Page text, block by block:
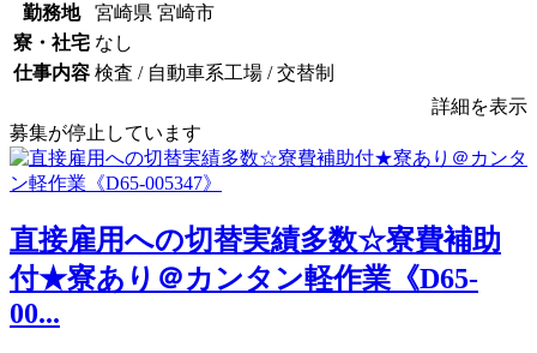
勤務地
宮崎県 宮崎市
寮・社宅 なし
仕事内容 検査 / 自動車系工場 / 交替制
詳細を表示
募集が停止しています
直接雇用への切替実績多数☆寮費補助
付★寮あり＠カンタン軽作業《D65-
00...